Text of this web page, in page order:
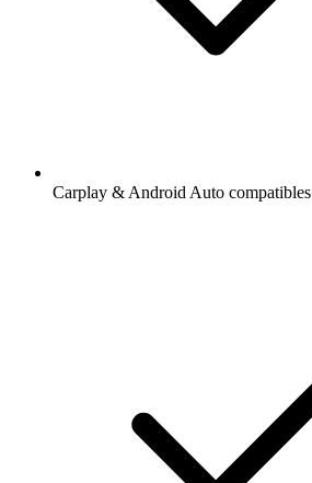
Carplay & Android Auto compatibles